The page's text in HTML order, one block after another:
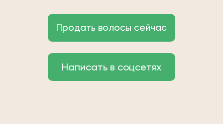
Продать волосы сейчас
Написать в соцсетях